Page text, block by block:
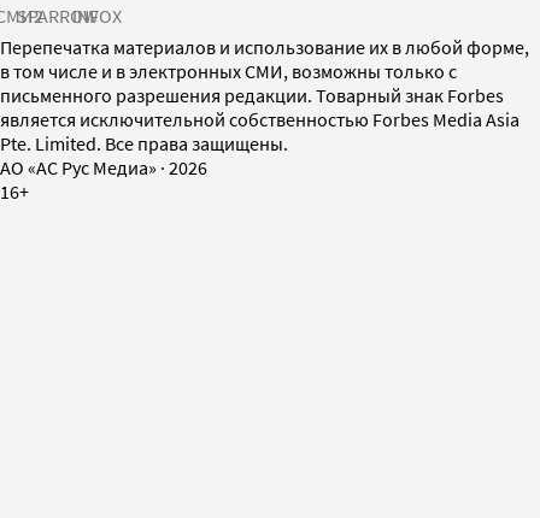
SPARROWINFOX
Перепечатка материалов и использование их в любой форме,
в том числе и в электронных СМИ, возможны только с
письменного разрешения редакции. Товарный знак Forbes
является исключительной собственностью Forbes Media Asia
Pte. Limited. Все права защищены.
AO «АС Рус Медиа» · 2026
16+